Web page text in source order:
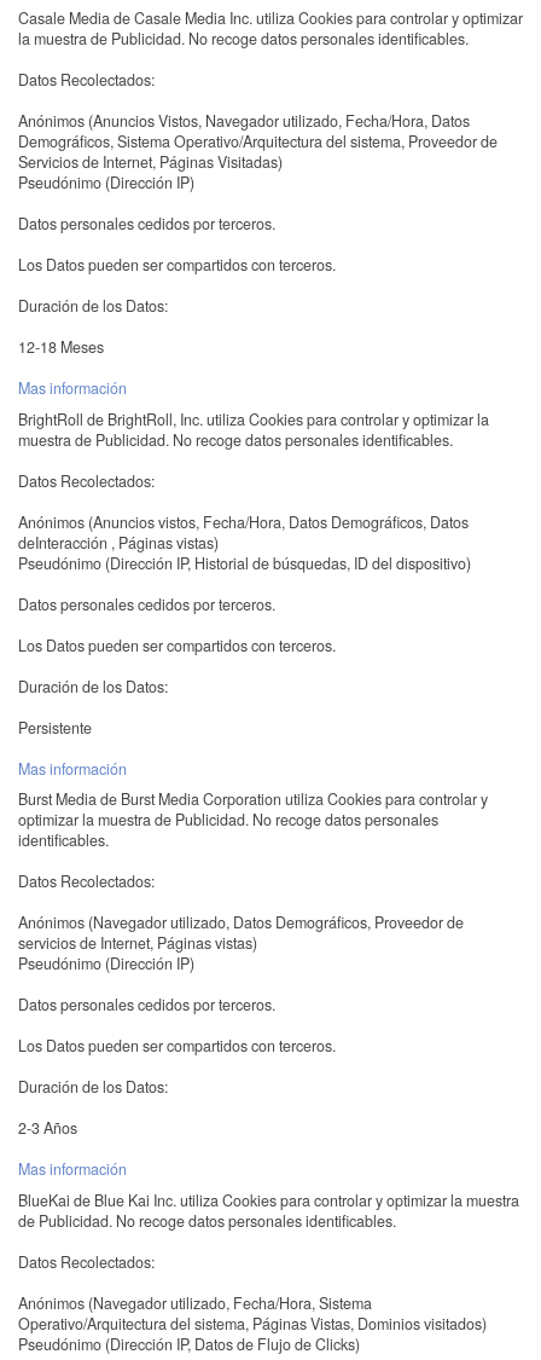
Casale Media de Casale Media Inc. utiliza Cookies para controlar y optimizar
la muestra de Publicidad. No recoge datos personales identificables.
Datos Recolectados:
Anónimos (Anuncios Vistos, Navegador utilizado, Fecha/Hora, Datos
Demográficos, Sistema Operativo/Arquitectura del sistema, Proveedor de
Servicios de Internet, Páginas Visitadas)
Pseudónimo (Dirección IP)
Datos personales cedidos por terceros.
Los Datos pueden ser compartidos con terceros.
Duración de los Datos:
12-18 Meses
Mas información
BrightRoll de BrightRoll, Inc. utiliza Cookies para controlar y optimizar la
muestra de Publicidad. No recoge datos personales identificables.
Datos Recolectados:
Anónimos (Anuncios vistos, Fecha/Hora, Datos Demográficos, Datos
deInteracción , Páginas vistas)
Pseudónimo (Dirección IP, Historial de búsquedas, ID del dispositivo)
Datos personales cedidos por terceros.
Los Datos pueden ser compartidos con terceros.
Duración de los Datos:
Persistente
Mas información
Burst Media de Burst Media Corporation utiliza Cookies para controlar y
optimizar la muestra de Publicidad. No recoge datos personales
identificables.
Datos Recolectados:
Anónimos (Navegador utilizado, Datos Demográficos, Proveedor de
servicios de Internet, Páginas vistas)
Pseudónimo (Dirección IP)
Datos personales cedidos por terceros.
Los Datos pueden ser compartidos con terceros.
Duración de los Datos:
2-3 Años
Mas información
BlueKai de Blue Kai Inc. utiliza Cookies para controlar y optimizar la muestra
de Publicidad. No recoge datos personales identificables.
Datos Recolectados:
Anónimos (Navegador utilizado, Fecha/Hora, Sistema
Operativo/Arquitectura del sistema, Páginas Vistas, Dominios visitados)
Pseudónimo (Dirección IP, Datos de Flujo de Clicks)